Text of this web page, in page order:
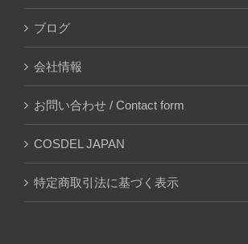
ブログ
会社情報
お問い合わせ / Contact form
COSDEL JAPAN
特定商取引法に基づく表示